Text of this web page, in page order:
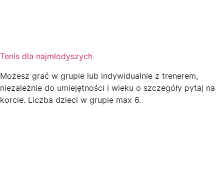
Tenis dla najmłodyszych
Możesz grać w grupie lub indywidualnie z trenerem,
niezależnie do umiejętności i wieku o szczegóły pytaj na
korcie. Liczba dzieci w grupie max 6.